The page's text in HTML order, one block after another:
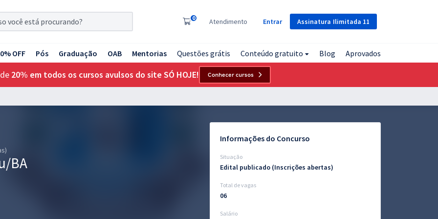
Assinatura Ilimitada 11
0 Atendimento Entrar
OFF Pós Graduação OAB Mentorias Questões grátis Conteúdo gratuito Blog Aprovados
20% em todos os cursos avulsos do site SÓ HOJE! Conhecer cursos
BA
Informações do Concurso
Situação
Edital publicado (Inscrições abertas)
Total de vagas
06
Salário